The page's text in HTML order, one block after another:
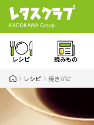
レシピ 読みもの
レシピ 焼きがに